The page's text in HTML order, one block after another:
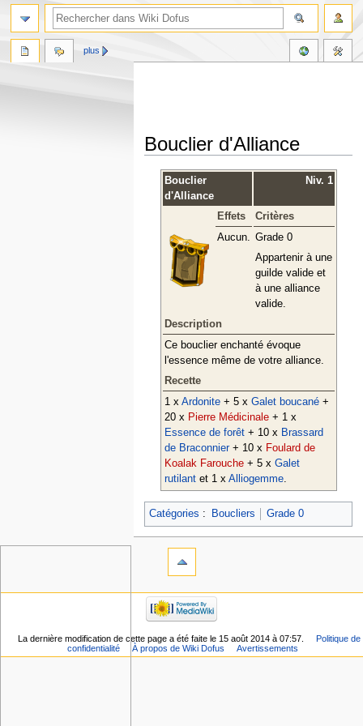
Bouclier d'Alliance
Bouclier
d'Alliance
Niv. 1
Effets
Critères
Aucun. Grade 0
Appartenir à une
guilde valide et
à une alliance
valide.
Description
Ce bouclier enchanté évoque
l'essence même de votre alliance.
Recette
1 x Ardonite+ 5 x Galet boucané+
20 x Pierre Médicinale+ 1 x
Essence de forêt+ 10 x Brassard
de Braconnier+ 10 x Foulard de
Koalak Farouche+ 5 x Galet
rutilantet 1 x Alliogemme.
Catégories : Boucliers Grade 0
plus
La dernière modification de cette page a été faite le 15 août 2014 à 07:57.
Politique de
confidentialité
À propos de Wiki Dofus Avertissements